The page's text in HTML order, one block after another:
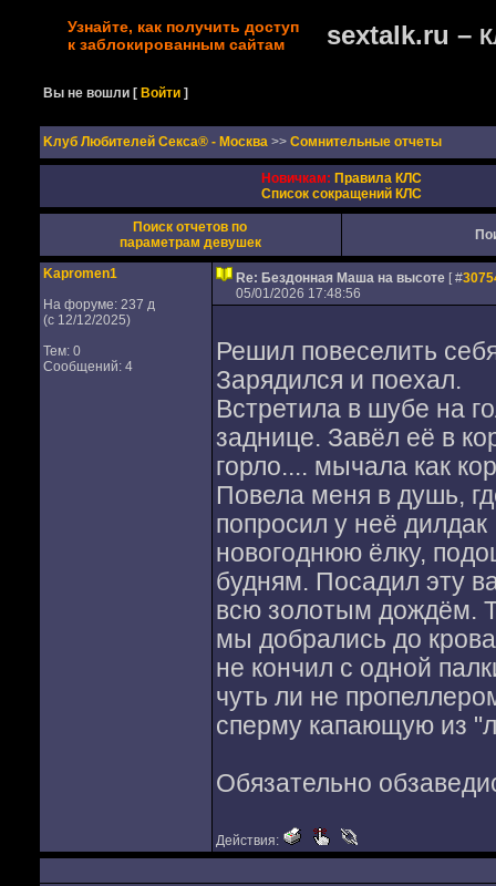
Узнайте, как получить доступ
к заблокированным сайтам
sextalk.ru –
Вы не вошли [Войти ]
Kлуб Любителей Секса® - Москва >> Сомнительные отчеты
Новичкам: Правила КЛС
Список сокращений КЛС
Поиск отчетов по
параметрам девушек
Kapromen1
На форуме: 237 д
(с 12/12/2025)
Тем: 0
Сообщений: 4
Re: Бездонная Маша на высоте [ #
05/01/2026 17:48:56
Решил повеселить
Зарядился и поехал.
Встретила в шубе на
заднице. Завёл её в
горло.... мычала как
Повела меня в душь,
попросил у неё
новогоднюю ёлку,
будням. Посадил эту
всю золотым дождём.
мы добрались до
не кончил с одной
чуть ли не
сперму капающую из
Обязательно
Действия: